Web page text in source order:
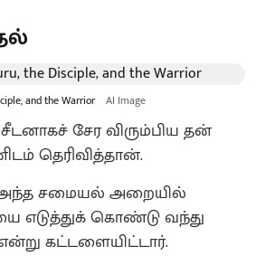
and the Warrior AI Image
சேர விரும்பிய தன்
தெரிவித்தான்.
அந்த சமையல் அறையில்
எடுத்துக் கொண்டு வந்து
கட்டளையிட்டார்.